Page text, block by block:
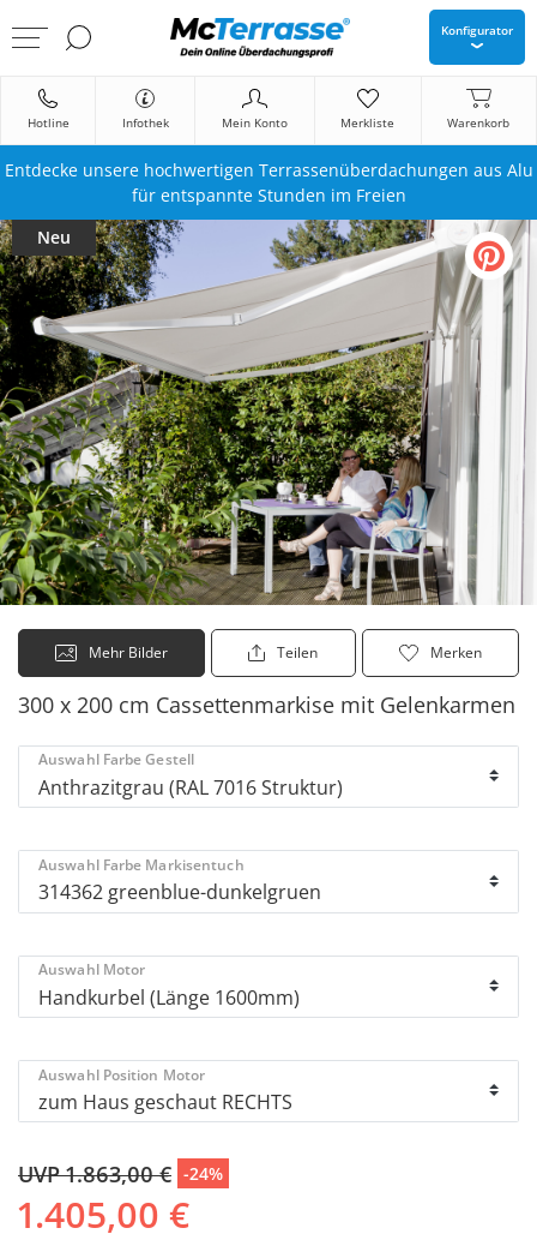
Konfigurator
Hotline Infothek Mein Konto Merkliste Warenkorb
Entdecke unsere hochwertigen Terrassenüberdachungen aus Alu
für entspannte Stunden im Freien
Neu
Mehr Bilder Teilen Merken
300 x 200 cm Cassettenmarkise mit Gelenkarmen
Auswahl Farbe Gestell
Auswahl Farbe Markisentuch
Auswahl Motor
Auswahl Position Motor
UVP 1.863,00 € -24%
1.405,00 €